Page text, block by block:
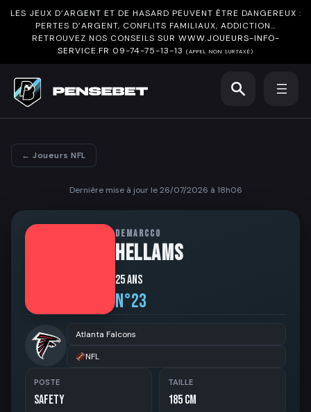
LES JEUX D’ARGENT ET DE HASARD PEUVENT ÊTRE DANGEREUX :
PERTES D’ARGENT, CONFLITS FAMILIAUX, ADDICTION…
RETROUVEZ NOS CONSEILS SUR WWW.JOUEURS-INFO-
SERVICE.FR 09-74-75-13-13 (APPEL NON SURTAXÉ)
← Joueurs NFL
Dernière mise à jour le 26/07/2026 à 18h06
DEMARCCO
HELLAMS
25 ans
N°23
Atlanta Falcons
NFL
POSTE
Safety
TAILLE
185 cm